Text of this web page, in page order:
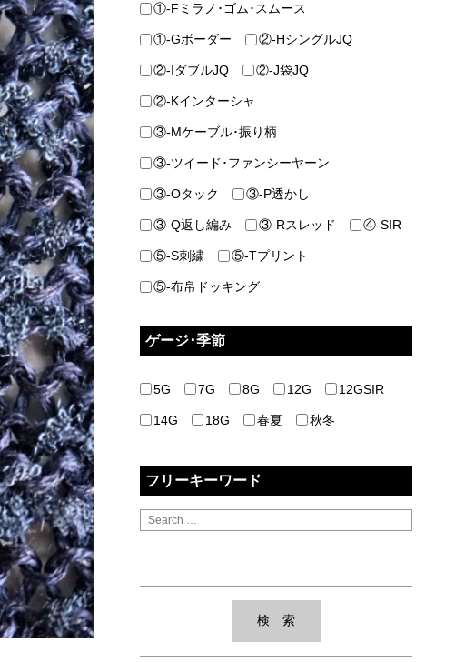
①-Fミラノ･ゴム･スムース
①-Gボーダー ②-HシングルJQ
②-IダブルJQ ②-J袋JQ
②-Kインターシャ
③-Mケーブル･振り柄
③-ツイード･ファンシーヤーン
③-Oタック ③-P透かし
③-Q返し編み ③-Rスレッド ④-SIR
⑤-S刺繍 ⑤-Tプリント
⑤-布帛ドッキング
ゲージ･季節
5G 7G 8G 12G 12GSIR
14G 18G 春夏 秋冬
フリーキーワード